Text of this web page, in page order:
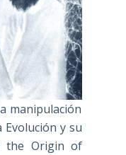
manipulación
Evolución y su
the Origin of